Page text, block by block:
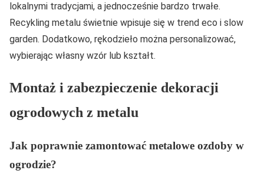
lokalnymi tradycjami, a jednocześnie bardzo trwałe.
Recykling metalu świetnie wpisuje się w trend eco i slow
garden. Dodatkowo, rękodzieło można personalizować,
wybierając własny wzór lub kształt.
Montaż i zabezpieczenie dekoracji
ogrodowych z metalu
Jak poprawnie zamontować metalowe ozdoby w
ogrodzie?